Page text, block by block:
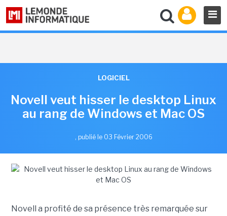
LOGICIEL
Novell veut hisser le desktop Linux
au rang de Windows et Mac OS
, publié le 03 Février 2006
Novell a profité de sa présence très remarquée sur